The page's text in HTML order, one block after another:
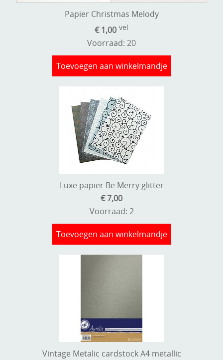
Papier Christmas Melody
€ 1,00 vel
Voorraad: 20
Toevoegen aan winkelmandje
Luxe papier Be Merry glitter
€ 7,00
Voorraad: 2
Toevoegen aan winkelmandje
Vintage Metalic cardstock A4 metallic